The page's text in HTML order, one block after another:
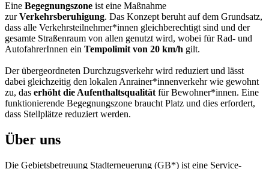
Eine Begegnungszone ist eine Maßnahme
zurVerkehrsberuhigung. Das Konzept beruht auf dem Grundsatz,
dass alle Verkehrsteilnehmer*innen gleichberechtigt sind und der
gesamte Straßenraum von allen genutzt wird, wobei für Rad- und
AutofahrerInnen ein Tempolimit von 20 km/h gilt.
Der übergeordneten Durchzugsverkehr wird reduziert und lässt
dabei gleichzeitig den lokalen Anrainer*innenverkehr wie gewohnt
zu, das erhöht die Aufenthaltsqualität für Bewohner*innen. Eine
funktionierende Begegnungszone braucht Platz und dies erfordert,
dass Stellplätze reduziert werden.
Über uns
Die Gebietsbetreuung Stadterneuerung (GB*) ist eine Service-